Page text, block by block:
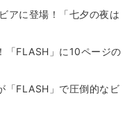
アに登場！「七夕の夜は
「FLASH」に10ページの
「FLASH」で圧倒的なビ